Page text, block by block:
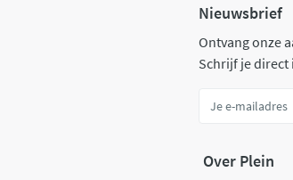
Nieuwsbrief
Ontvang onze
Schrijf je direct
Over Plein